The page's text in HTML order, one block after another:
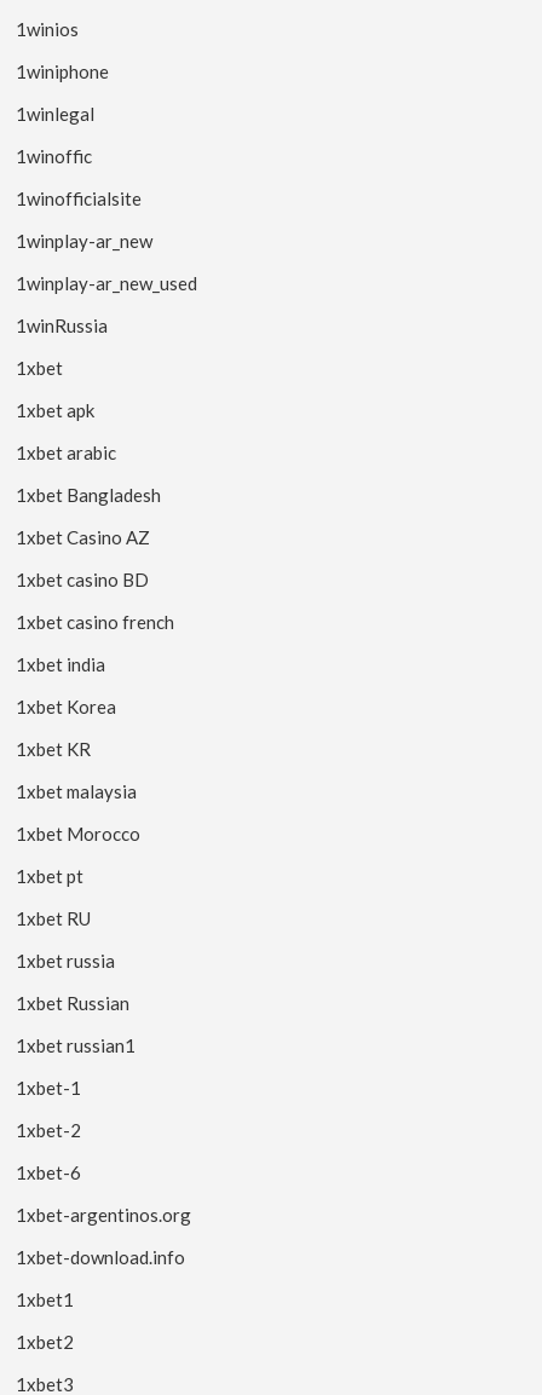
1winios
1winiphone
1winlegal
1winoffic
1winofficialsite
1winplay-ar_new
1winplay-ar_new_used
1winRussia
1xbet
1xbet apk
1xbet arabic
1xbet Bangladesh
1xbet Casino AZ
1xbet casino BD
1xbet casino french
1xbet india
1xbet Korea
1xbet KR
1xbet malaysia
1xbet Morocco
1xbet pt
1xbet RU
1xbet russia
1xbet Russian
1xbet russian1
1xbet-1
1xbet-2
1xbet-6
1xbet-argentinos.org
1xbet-download.info
1xbet1
1xbet2
1xbet3